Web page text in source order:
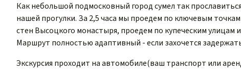
Как небольшой подмосковный город сумел так
нашей прогулки. За 2,5 часа мы проедем по ключевым
стен Высоцкого монастыря, проедем по купеческим
Маршрут полностью адаптивный - если захочется
Экскурсия проходит на автомобиле(ваш транспорт или